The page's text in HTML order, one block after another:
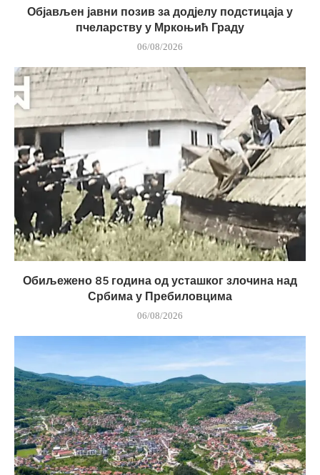
Објављен јавни позив за додјелу подстицаја у
пчеларству у Мркоњић Граду
06/08/2026
Обиљежено 85 година од усташког злочина над
Србима у Пребиловцима
06/08/2026